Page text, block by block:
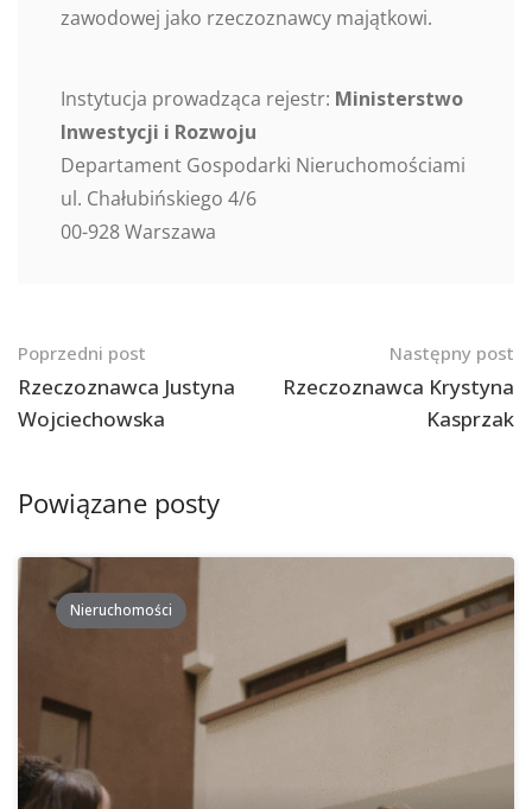
zawodowej jako rzeczoznawcy majątkowi.
Instytucja prowadząca rejestr: Ministerstwo
Inwestycji i Rozwoju
Departament Gospodarki Nieruchomościami
ul. Chałubińskiego 4/6
00-928 Warszawa
Nawigacja
po
postach
Poprzedni post
Rzeczoznawca Justyna
Wojciechowska
Następny post
Rzeczoznawca Krystyna
Kasprzak
Powiązane posty
Nieruchomości